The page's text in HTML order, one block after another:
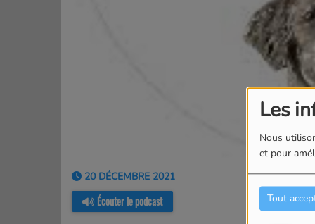
Les
Nous
et pour
Tout
20 DÉCEMBRE 2021
Écouter le podcast